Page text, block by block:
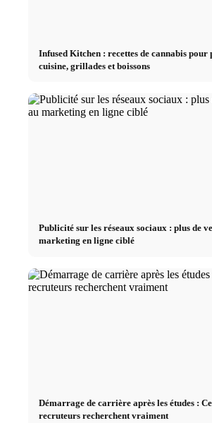
Infused Kitchen : recettes de cannabis pour
cuisine, grillades et boissons
Publicité sur les réseaux sociaux : plus de
marketing en ligne ciblé
Démarrage de carrière après les études :
recruteurs recherchent vraiment